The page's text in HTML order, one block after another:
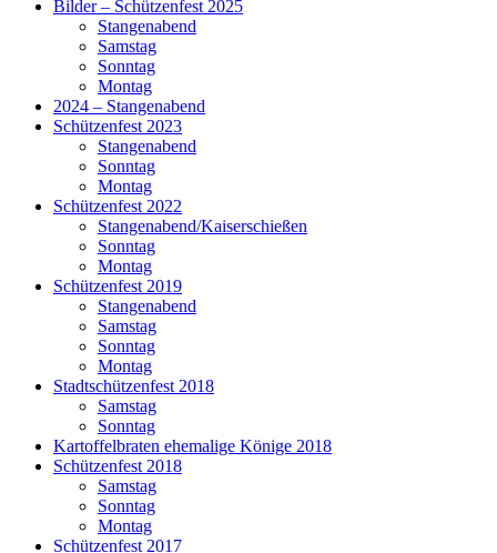
Bilder – Schützenfest 2025
Stangenabend
Samstag
Sonntag
Montag
2024 – Stangenabend
Schützenfest 2023
Stangenabend
Sonntag
Montag
Schützenfest 2022
Stangenabend/Kaiserschießen
Sonntag
Montag
Schützenfest 2019
Stangenabend
Samstag
Sonntag
Montag
Stadtschützenfest 2018
Samstag
Sonntag
Kartoffelbraten ehemalige Könige 2018
Schützenfest 2018
Samstag
Sonntag
Montag
Schützenfest 2017